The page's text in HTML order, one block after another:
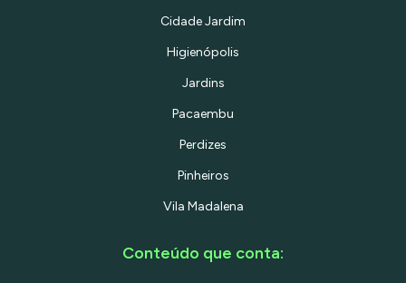
Cidade Jardim
Higienópolis
Jardins
Pacaembu
Perdizes
Pinheiros
Vila Madalena
Conteúdo que conta: